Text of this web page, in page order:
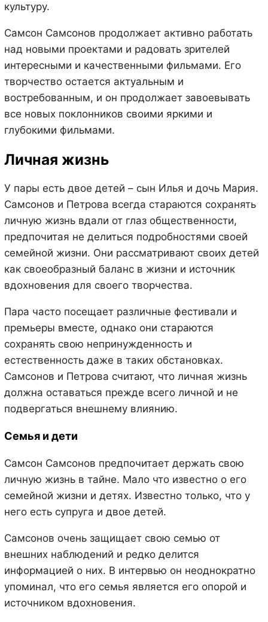
культуру.
Самсон Самсонов продолжает активно работать
над новыми проектами и радовать зрителей
интересными и качественными фильмами. Его
творчество остается актуальным и
востребованным, и он продолжает завоевывать
все новых поклонников своими яркими и
глубокими фильмами.
Личная жизнь
У пары есть двое детей – сын Илья и дочь Мария.
Самсонов и Петрова всегда стараются сохранять
личную жизнь вдали от глаз общественности,
предпочитая не делиться подробностями своей
семейной жизни. Они рассматривают своих детей
как своеобразный баланс в жизни и источник
вдохновения для своего творчества.
Пара часто посещает различные фестивали и
премьеры вместе, однако они стараются
сохранять свою непринужденность и
естественность даже в таких обстановках.
Самсонов и Петрова считают, что личная жизнь
должна оставаться прежде всего личной и не
подвергаться внешнему влиянию.
Семья и дети
Самсон Самсонов предпочитает держать свою
личную жизнь в тайне. Мало что известно о его
семейной жизни и детях. Известно только, что у
него есть супруга и двое детей.
Самсонов очень защищает свою семью от
внешних наблюдений и редко делится
информацией о них. В интервью он неоднократно
упоминал, что его семья является его опорой и
источником вдохновения.